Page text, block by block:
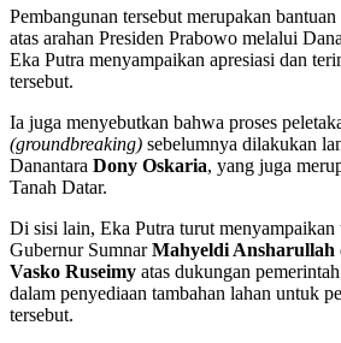
Pembangunan tersebut merupakan
atas arahan Presiden Prabowo melalui
Eka Putra menyampaikan apresiasi dan
tersebut.
Ia juga menyebutkan bahwa proses
(groundbreaking) sebelumnya dilakukan
Danantara Dony Oskaria, yang juga
Tanah Datar.
Di sisi lain, Eka Putra turut menyampaikan
Gubernur SumnarMahyeldi Ansharullah
Vasko Ruseimy atas dukungan
dalam penyediaan tambahan lahan untuk
tersebut.